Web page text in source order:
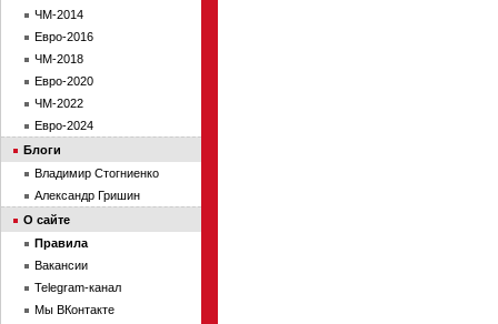
ЧМ-2014
Евро-2016
ЧМ-2018
Евро-2020
ЧМ-2022
Евро-2024
Блоги
Владимир Стогниенко
Александр Гришин
О сайте
Правила
Вакансии
Telegram-канал
Мы ВКонтакте